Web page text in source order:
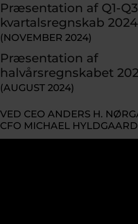
Præsentation af Q1-Q3
kvartalsregnskab 2024
(NOVEMBER 2024)
Præsentation af
halvårsregnskabet
(AUGUST 2024)
VED CEO ANDERS H.
CFO MICHAEL HYLDGAARD